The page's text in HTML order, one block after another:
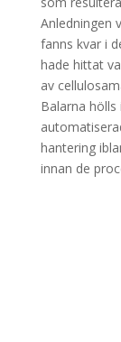
Anledningen
fanns kvar i
hade hittat
av
Balarna
hantering
innan de